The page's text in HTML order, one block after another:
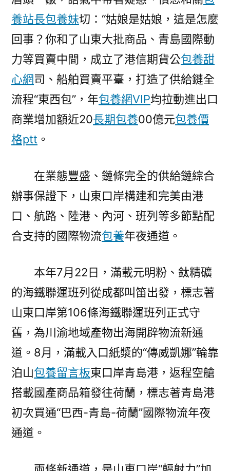
養站長包養妹切：“姑娘是姑娘，這是怎麼
回事？你和了山東大批商品、青島國際動
力等買賣中間，成立了港信期貨公包養甜
心網司、船舶買賣平臺，打造了供給鏈全
流程“東西包”，年包養網VIP均拉動進出口
商業增加額近20長期包養00億元包養價
格ptt 。
在業態豐盛、鏈條完全的供給鏈綜合
辦事保證下，山東口岸構建和完美由港
口、航路、陸港、內河、班列等多節點配
合支持的國際物流包養年夜通道。
本年7月22日，滿載元明粉、鈦精礦
的海鐵聯運班列從成都叫笛出發，標志著
山東口岸第106條海鐵聯運班列正式守
舊，為川渝地域產物出海開辟物流新通
道。8月，滿載入口紙漿的“傳威凱娜”輪靠
泊山包養留言板東口岸青島港，返程空艙
搭載國產商品箱發往荷蘭，標志著青島港
初次買通“巴西-青島-荷蘭”國際物流年夜
通道。